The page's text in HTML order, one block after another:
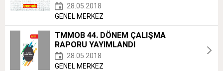
28.05.2018
GENEL MERKEZ
TMMOB 44. DÖNEM ÇALIŞMA
RAPORU YAYIMLANDI
28.05.2018
GENEL MERKEZ